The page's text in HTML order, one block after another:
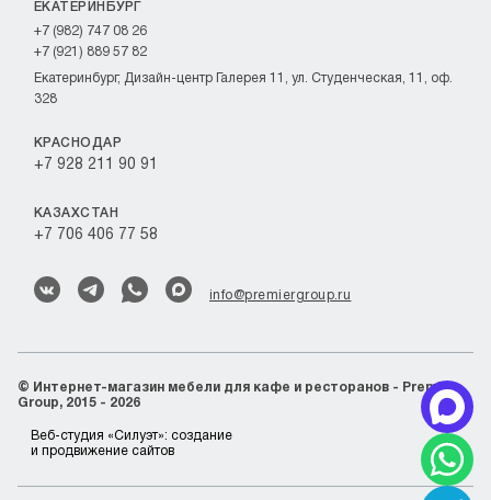
info@premiergroup.ru
ЕКАТЕРИНБУРГ
+7 (982) 747 08 26
+7 (921) 889 57 82
Екатеринбург, Дизайн-центр Галерея 11, ул. Студенческая, 11, оф.
328
КРАСНОДАР
+7 928 211 90 91
КАЗАХСТАН
+7 706 406 77 58
© Интернет-магазин мебели для кафе и ресторанов - Premier
Group, 2015 - 2026
Веб-студия «Силуэт»: создание
и продвижение сайтов